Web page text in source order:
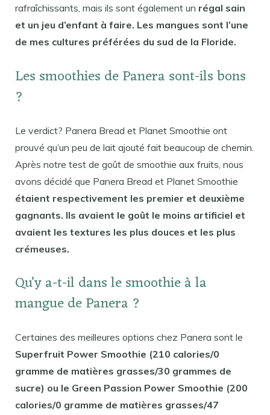
rafraîchissants, mais ils sont également un régal sain
et un jeu d’enfant à faire. Les mangues sont l’une
de mes cultures préférées du sud de la Floride.
Les smoothies de Panera sont-ils bons
?
Le verdict? Panera Bread et Planet Smoothie ont
prouvé qu’un peu de lait ajouté fait beaucoup de chemin.
Après notre test de goût de smoothie aux fruits, nous
avons décidé que Panera Bread et Planet Smoothie
étaient respectivement les premier et deuxième
gagnants. Ils avaient le goût le moins artificiel et
avaient les textures les plus douces et les plus
crémeuses.
Qu’y a-t-il dans le smoothie à la
mangue de Panera ?
Certaines des meilleures options chez Panera sont le
Superfruit Power Smoothie (210 calories/0
gramme de matières grasses/30 grammes de
sucre) ou le Green Passion Power Smoothie (200
calories/0 gramme de matières grasses/47